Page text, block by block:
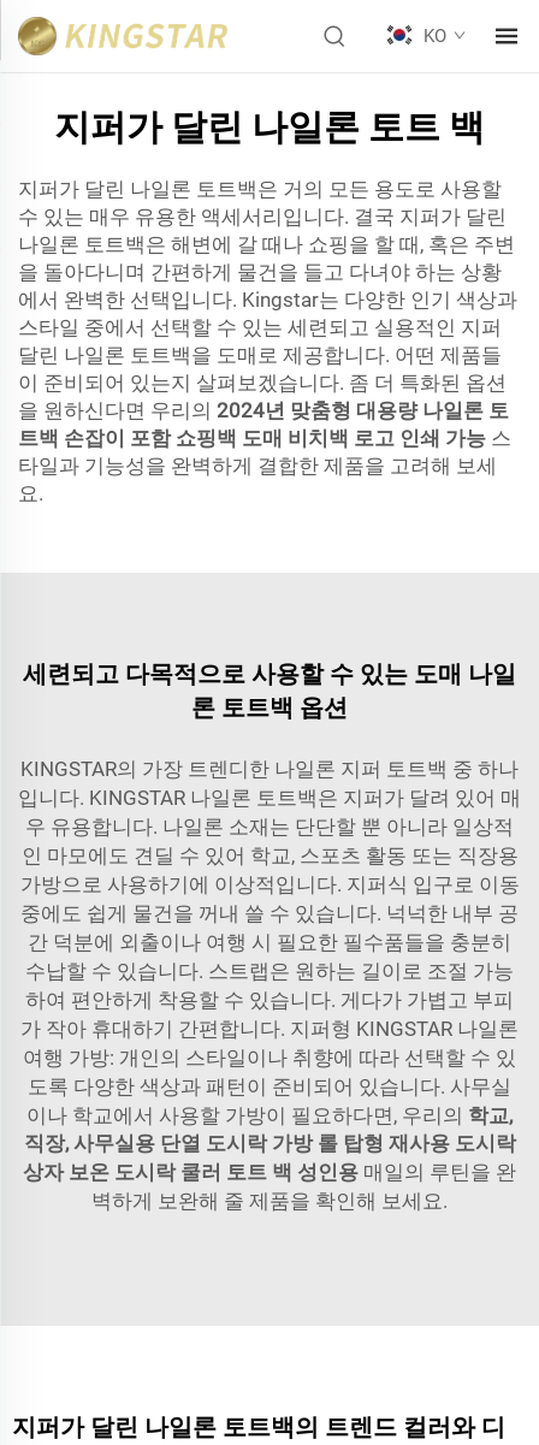
KO
지퍼가 달린 나일론 토트 백
지퍼가 달린 나일론 토트백은 거의 모든 용도로 사용할
수 있는 매우 유용한 액세서리입니다. 결국 지퍼가 달린
나일론 토트백은 해변에 갈 때나 쇼핑을 할 때, 혹은 주변
을 돌아다니며 간편하게 물건을 들고 다녀야 하는 상황
에서 완벽한 선택입니다. Kingstar는 다양한 인기 색상과
스타일 중에서 선택할 수 있는 세련되고 실용적인 지퍼
달린 나일론 토트백을 도매로 제공합니다. 어떤 제품들
이 준비되어 있는지 살펴보겠습니다. 좀 더 특화된 옵션
을 원하신다면 우리의 2024년 맞춤형 대용량 나일론 토
트백 손잡이 포함 쇼핑백 도매 비치백 로고 인쇄 가능 스
타일과 기능성을 완벽하게 결합한 제품을 고려해 보세
요.
세련되고 다목적으로 사용할 수 있는 도매 나일
론 토트백 옵션
KINGSTAR의 가장 트렌디한 나일론 지퍼 토트백 중 하나
입니다. KINGSTAR 나일론 토트백은 지퍼가 달려 있어 매
우 유용합니다. 나일론 소재는 단단할 뿐 아니라 일상적
인 마모에도 견딜 수 있어 학교, 스포츠 활동 또는 직장용
가방으로 사용하기에 이상적입니다. 지퍼식 입구로 이동
중에도 쉽게 물건을 꺼내 쓸 수 있습니다. 넉넉한 내부 공
간 덕분에 외출이나 여행 시 필요한 필수품들을 충분히
수납할 수 있습니다. 스트랩은 원하는 길이로 조절 가능
하여 편안하게 착용할 수 있습니다. 게다가 가볍고 부피
가 작아 휴대하기 간편합니다. 지퍼형 KINGSTAR 나일론
여행 가방: 개인의 스타일이나 취향에 따라 선택할 수 있
도록 다양한 색상과 패턴이 준비되어 있습니다. 사무실
이나 학교에서 사용할 가방이 필요하다면, 우리의 학교,
직장, 사무실용 단열 도시락 가방 롤 탑형 재사용 도시락
상자 보온 도시락 쿨러 토트 백 성인용 매일의 루틴을 완
벽하게 보완해 줄 제품을 확인해 보세요.
지퍼가 달린 나일론 토트백의 트렌드 컬러와 디